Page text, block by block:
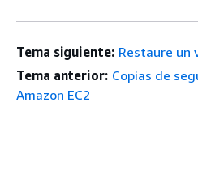
Tema siguiente: Restaure un
Tema anterior: Copias de
Amazon EC2